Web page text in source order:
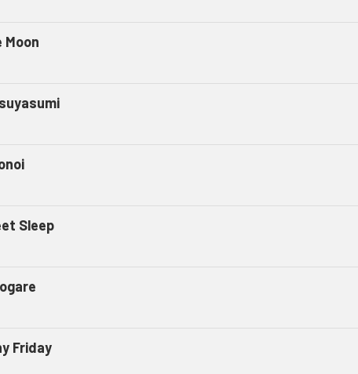
Moon
Sleep
Friday